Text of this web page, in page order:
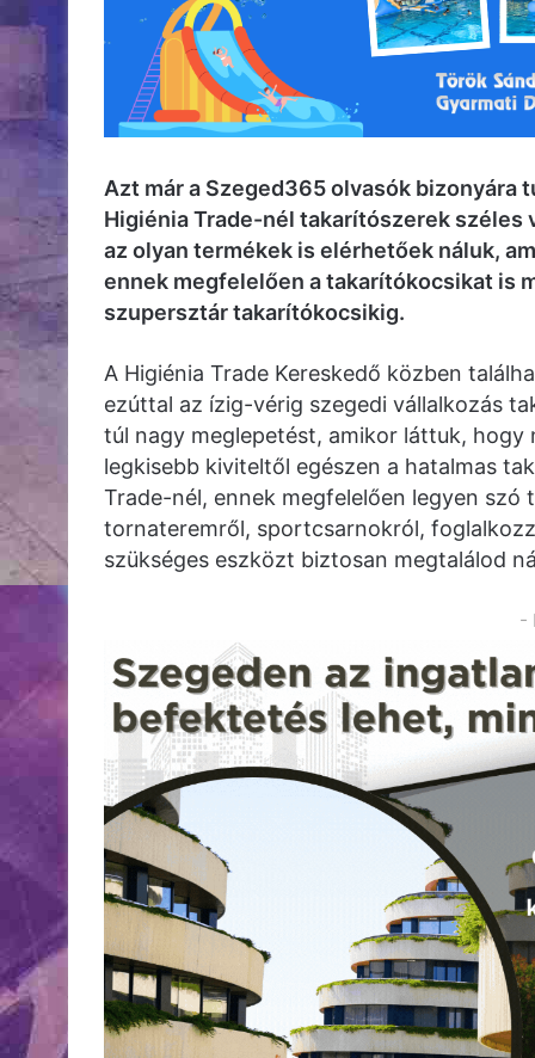
Azt már a Szeged365 olvasók bizonyára
Higiénia Trade-nél takarítószerek
az olyan termékek is elérhetőek náluk,
ennek megfelelően a takarítókocsikat is
szupersztár takarítókocsikig.
A Higiénia Trade Kereskedő közben
ezúttal az ízig-vérig szegedi vállalkozás
túl nagy meglepetést, amikor láttuk, hogy
legkisebb kiviteltől egészen a hatalmas
Trade-nél, ennek megfelelően legyen
tornateremről, sportcsarnokról,
szükséges eszközt biztosan megtalálod
-